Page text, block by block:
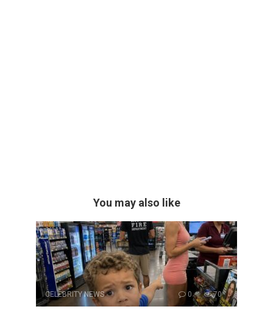
You may also like
CELEBRITY NEWS 0 70